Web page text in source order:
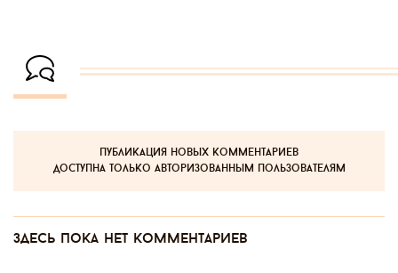
публикация новых комментариев
доступна только авторизованным пользователям
Здесь пока нет комментариев